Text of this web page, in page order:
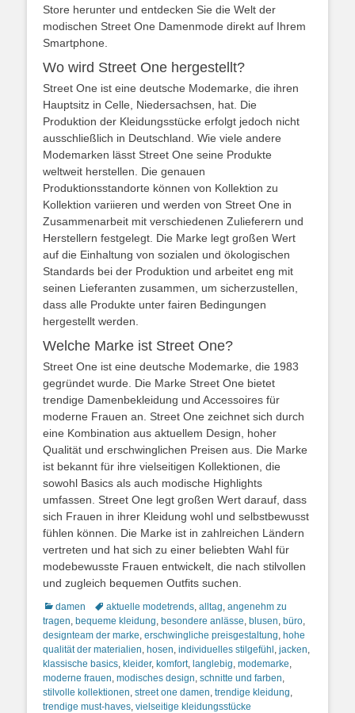
Store herunter und entdecken Sie die Welt der
modischen Street One Damenmode direkt auf Ihrem
Smartphone.
Wo wird Street One hergestellt?
Street One ist eine deutsche Modemarke, die ihren
Hauptsitz in Celle, Niedersachsen, hat. Die
Produktion der Kleidungsstücke erfolgt jedoch nicht
ausschließlich in Deutschland. Wie viele andere
Modemarken lässt Street One seine Produkte
weltweit herstellen. Die genauen
Produktionsstandorte können von Kollektion zu
Kollektion variieren und werden von Street One in
Zusammenarbeit mit verschiedenen Zulieferern und
Herstellern festgelegt. Die Marke legt großen Wert
auf die Einhaltung von sozialen und ökologischen
Standards bei der Produktion und arbeitet eng mit
seinen Lieferanten zusammen, um sicherzustellen,
dass alle Produkte unter fairen Bedingungen
hergestellt werden.
Welche Marke ist Street One?
Street One ist eine deutsche Modemarke, die 1983
gegründet wurde. Die Marke Street One bietet
trendige Damenbekleidung und Accessoires für
moderne Frauen an. Street One zeichnet sich durch
eine Kombination aus aktuellem Design, hoher
Qualität und erschwinglichen Preisen aus. Die Marke
ist bekannt für ihre vielseitigen Kollektionen, die
sowohl Basics als auch modische Highlights
umfassen. Street One legt großen Wert darauf, dass
sich Frauen in ihrer Kleidung wohl und selbstbewusst
fühlen können. Die Marke ist in zahlreichen Ländern
vertreten und hat sich zu einer beliebten Wahl für
modebewusste Frauen entwickelt, die nach stilvollen
und zugleich bequemen Outfits suchen.
Kategorien
damen Schlagworte
aktuelle modetrends, alltag, angenehm zu
tragen, bequeme kleidung, besondere anlässe, blusen, büro,
designteam der marke, erschwingliche preisgestaltung, hohe
qualität der materialien, hosen, individuelles stilgefühl , jacken,
klassische basics, kleider, komfort, langlebig, modemarke,
moderne frauen, modisches design, schnitte und farben,
stilvolle kollektionen, street one damen, trendige kleidung,
trendige must-haves, vielseitige kleidungsstücke